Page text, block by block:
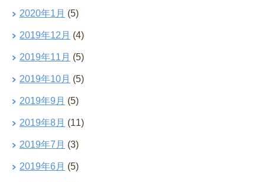
2020年1月 (5)
2019年12月 (4)
2019年11月 (5)
2019年10月 (5)
2019年9月 (5)
2019年8月 (11)
2019年7月 (3)
2019年6月 (5)